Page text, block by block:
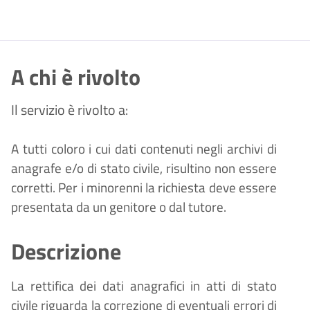
A chi è rivolto
Il servizio è rivolto a:
A tutti coloro i cui dati contenuti negli archivi di
anagrafe e/o di stato civile, risultino non essere
corretti. Per i minorenni la richiesta deve essere
presentata da un genitore o dal tutore.
Descrizione
La rettifica dei dati anagrafici in atti di stato
civile riguarda la correzione di eventuali errori di